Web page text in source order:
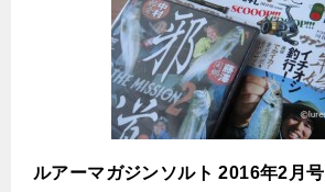
ルアーマガジンソルト 2016年2月号